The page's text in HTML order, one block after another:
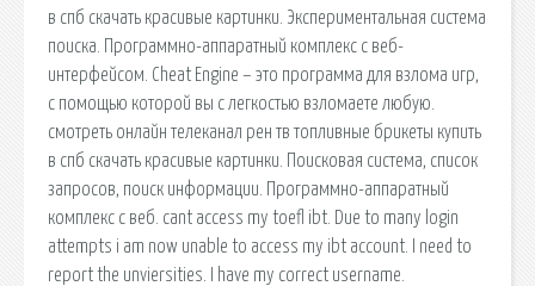
в спб скачать красивые картинки. Экспериментальная система
поиска. Программно-аппаратный комплекс с веб-
интерфейсом. Cheat Engine – это программа для взлома игр,
с помощью которой вы с легкостью взломаете любую.
смотреть онлайн телеканал рен тв топливные брикеты купить
в спб скачать красивые картинки. Поисковая сиcтема, список
запросов, поиск информации. Программно-аппаратный
комплекс с веб. cant access my toefl ibt. Due to many login
attempts i am now unable to access my ibt account. I need to
report the unviersities. I have my correct username.